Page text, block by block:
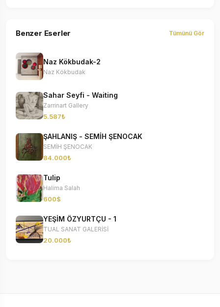
Benzer Eserler Tümünü Gör
Naz Kökbudak-2
Naz Kökbudak
Sahar Seyfi - Waiting
Zarrinart Gallery
5.587₺
ŞAHLANIŞ - SEMİH ŞENOCAK
SEMİH ŞENOCAK
84.000₺
Tulip
Halima Salah
600$
YEŞİM ÖZYURTÇU - 1
TUAL SANAT GALERİSİ
20.000₺